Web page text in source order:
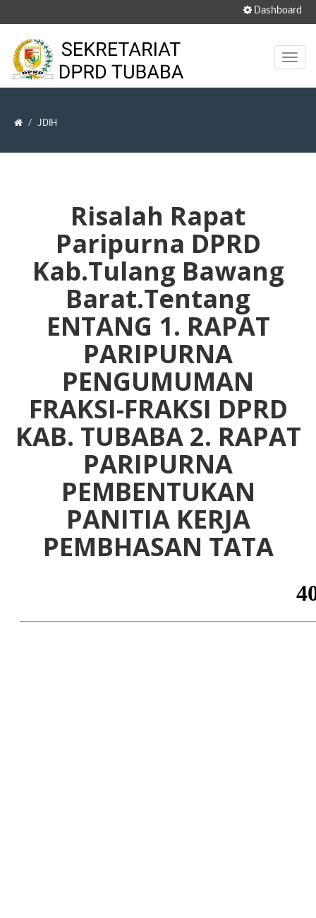
Dashboard
JDIH
Risalah Rapat
Paripurna DPRD
Kab.Tulang Bawang
Barat.Tentang
ENTANG 1. RAPAT
PARIPURNA
PENGUMUMAN
FRAKSI-FRAKSI DPRD
KAB. TUBABA 2. RAPAT
PARIPURNA
PEMBENTUKAN
PANITIA KERJA
PEMBHASAN TATA